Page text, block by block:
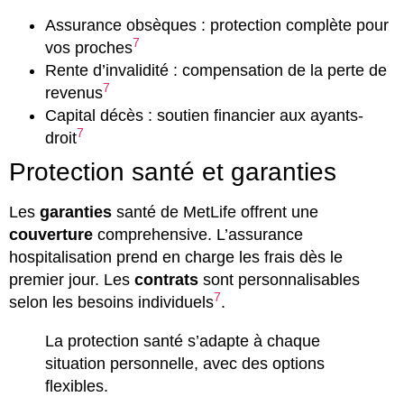
Assurance obsèques : protection complète pour
vos proches7
Rente d’invalidité : compensation de la perte de
revenus7
Capital décès : soutien financier aux ayants-
droit7
Protection santé et garanties
Les garanties santé de MetLife offrent une
couverture comprehensive. L’assurance
hospitalisation prend en charge les frais dès le
premier jour. Les contrats sont personnalisables
selon les besoins individuels7.
La protection santé s’adapte à chaque
situation personnelle, avec des options
flexibles.